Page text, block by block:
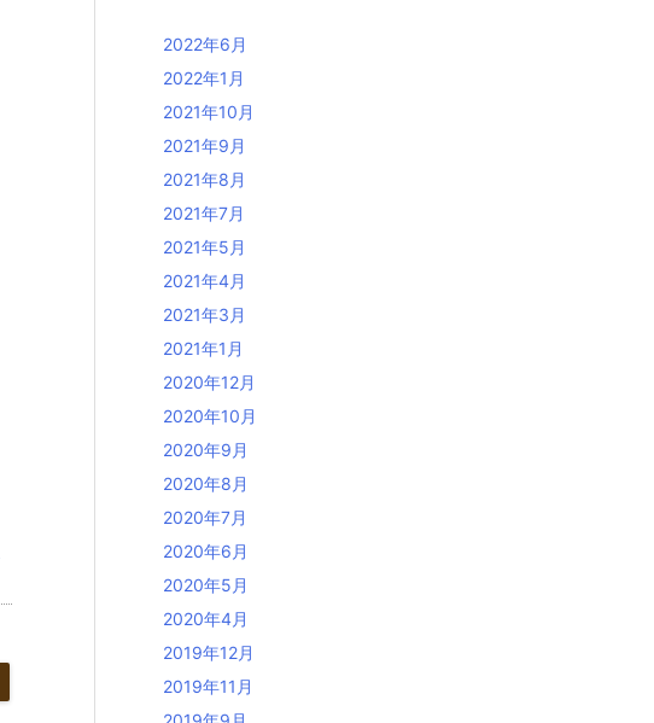
2022年6月
2022年1月
2021年10月
2021年9月
2021年8月
2021年7月
2021年5月
2021年4月
2021年3月
2021年1月
2020年12月
2020年10月
2020年9月
2020年8月
2020年7月
2020年6月
2020年5月
2020年4月
2019年12月
2019年11月